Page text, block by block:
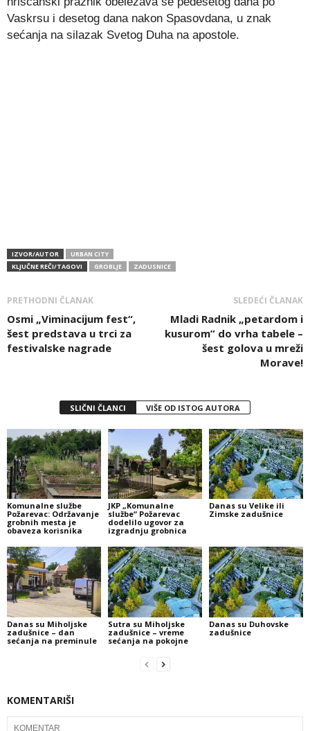
Vaskrsu i desetog dana nakon Spasovdana, u znak
sećanja na silazak Svetog Duha na apostole.
IZVOR/AUTOR
URBAN CITY
KLJUČNE REČI/TAGOVI
GROBLJE ZADUSNICE
PRETHODNI ČLANAK
Osmi „Viminacijum fest“,
šest predstava u trci za
festivalske nagrade
SLEDEĆI ČLANAK
Mladi Radnik „petardom i
kusurom” do vrha tabele –
šest golova u mreži
Morave!
SLIČNI ČLANCI VIŠE OD ISTOG AUTORA
Komunalne službe
Požarevac: Održavanje
grobnih mesta je
obaveza korisnika
JKP „Komunalne
službe“ Požarevac
dodelilo ugovor za
izgradnju grobnica
Danas su Velike ili
Zimske zadušnice
Danas su Miholjske
zadušnice – dan
sećanja na preminule
Sutra su Miholjske
zadušnice – vreme
sećanja na pokojne
Danas su Duhovske
zadušnice
KOMENTARIŠI